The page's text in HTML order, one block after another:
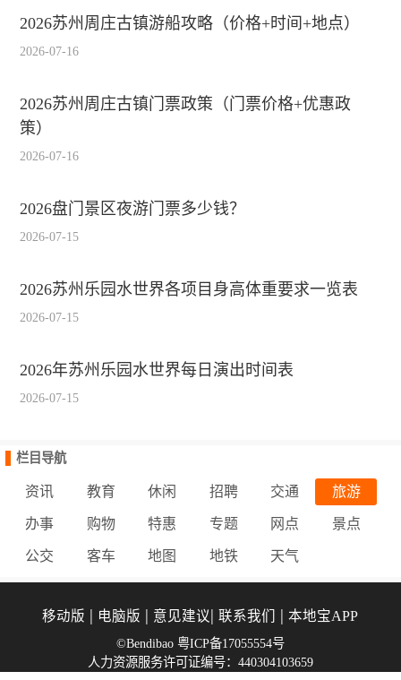
2026苏州周庄古镇游船攻略（价格+时间+地点）
2026-07-16
2026苏州周庄古镇门票政策（门票价格+优惠政
策）
2026-07-16
2026盘门景区夜游门票多少钱？
2026-07-15
2026苏州乐园水世界各项目身高体重要求一览表
2026-07-15
2026年苏州乐园水世界每日演出时间表
2026-07-15
栏目导航
资讯 教育 休闲 招聘 交通 旅游
办事 购物 特惠 专题 网点 景点
公交 客车 地图 地铁 天气
移动版 | 电脑版 | 意见建议|联系我们 |本地宝APP
©Bendibao 粤ICP备17055554号
人力资源服务许可证编号：440304103659